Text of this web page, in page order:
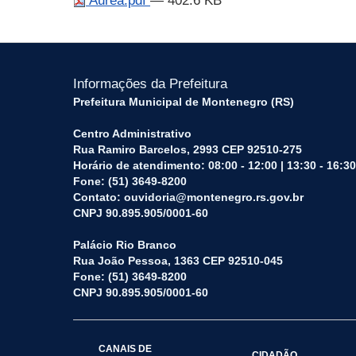
Informações da Prefeitura
Prefeitura Municipal de Montenegro (RS)
Centro Administrativo
Rua Ramiro Barcelos, 2993 CEP 92510-275
Horário de atendimento: 08:00 - 12:00 | 13:30 - 16:30
Fone: (51) 3649-8200
Contato: ouvidoria@montenegro.rs.gov.br
CNPJ 90.895.905/0001-60
Palácio Rio Branco
Rua João Pessoa, 1363 CEP 92510-045
Fone: (51) 3649-8200
CNPJ 90.895.905/0001-60
CANAIS DE